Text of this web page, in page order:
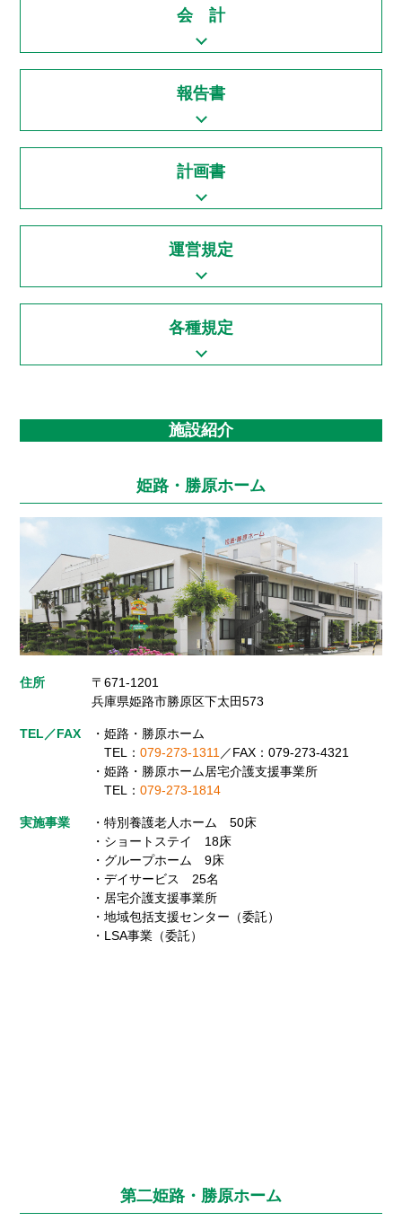
会 計
報告書
計画書
運営規定
各種規定
施設紹介
姫路・勝原ホーム
住所
〒671-1201
兵庫県姫路市勝原区下太田573
TEL／FAX
・姫路・勝原ホーム
TEL：079-273-1311 ／FAX：079-273-4321
・姫路・勝原ホーム居宅介護支援事業所
TEL：079-273-1814
実施事業
・特別養護老人ホーム 50床
・ショートステイ 18床
・グループホーム 9床
・デイサービス 25名
・居宅介護支援事業所
・地域包括支援センター（委託）
・LSA事業（委託）
第二姫路・勝原ホーム